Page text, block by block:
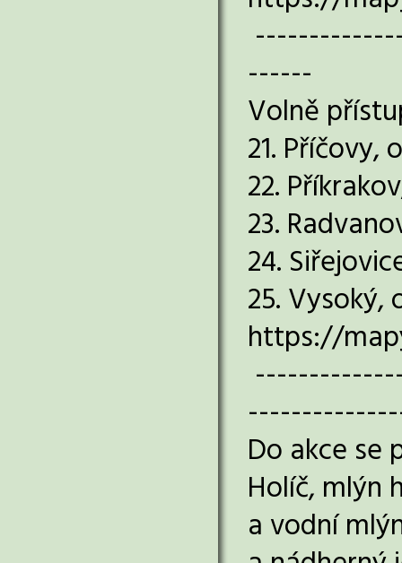
------
Volně
21.
22.
23.
24.
25. Vysoký,
https://
Do akce se
Holíč, mlýn
a vodní